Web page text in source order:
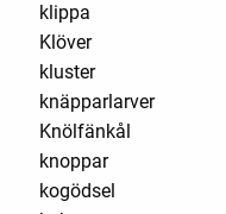
klippa
Klöver
kluster
knäpparlarver
Knölfänkål
knoppar
kogödsel